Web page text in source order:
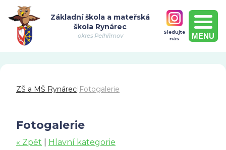
Základní škola a mateřská
škola Rynárec
okres Pelhřimov
Sledujte
nás
MENU
ZŠ a MŠ Rynárec| Fotogalerie
Fotogalerie
« Zpět Hlavní kategorie